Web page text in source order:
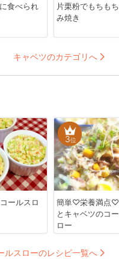
食べられ
片栗粉でもちも
み焼き
キャベツのカテゴリへ
ールスロ
3位
簡単♡栄養満点
とキャベツのコ
ロー
ルスローのレシピ一覧へ